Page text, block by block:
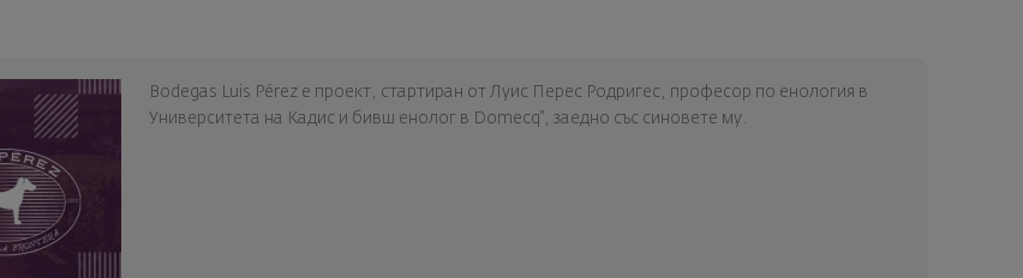
Bodegas Luis Pérez е проект, стартиран от Луис Перес Родригес, професор по енология в
Университета на Кадис и бивш енолог в Domecq“, заедно със синовете му.